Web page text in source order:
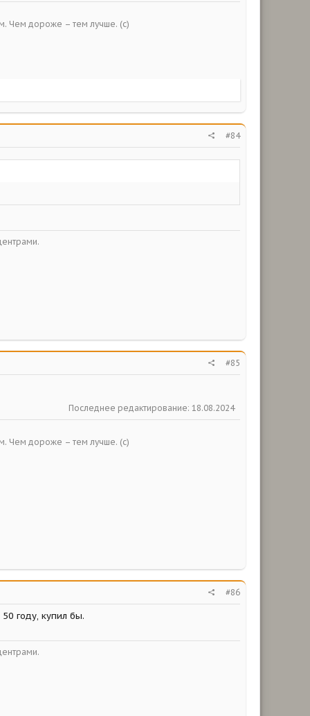
Чем дороже – тем лучше. (с)
#84
#85
Последнее редактирование: 18.08.2024
Чем дороже – тем лучше. (с)
#86
году, купил бы.